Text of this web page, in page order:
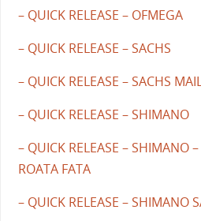
– QUICK RELEASE – OFMEGA
– QUICK RELEASE – SACHS
– QUICK RELEASE – SACHS
– QUICK RELEASE – SHIMANO
– QUICK RELEASE – SHIMANO
ROATA FATA
– QUICK RELEASE – SHIMANO